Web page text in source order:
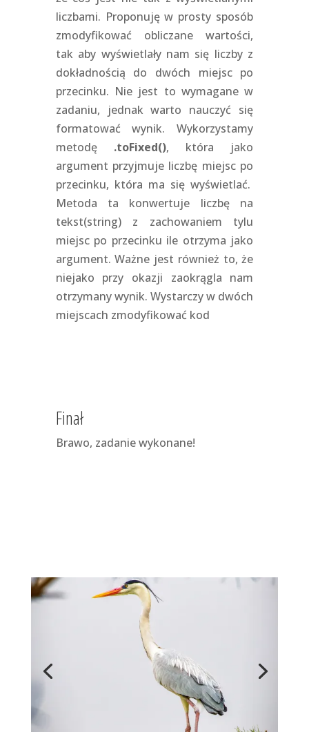
liczbami. Proponuję w prosty sposób
zmodyfikować obliczane wartości,
tak aby wyświetlały nam się liczby z
dokładnością do dwóch miejsc po
przecinku. Nie jest to wymagane w
zadaniu, jednak warto nauczyć się
formatować wynik. Wykorzystamy
metodę .toFixed(), która jako
argument przyjmuje liczbę miejsc po
przecinku, która ma się wyświetlać.
Metoda ta konwertuje liczbę na
tekst(string) z zachowaniem tylu
miejsc po przecinku ile otrzyma jako
argument. Ważne jest również to, że
niejako przy okazji zaokrągla nam
otrzymany wynik. Wystarczy w dwóch
miejscach zmodyfikować kod
Finał
Brawo, zadanie wykonane!